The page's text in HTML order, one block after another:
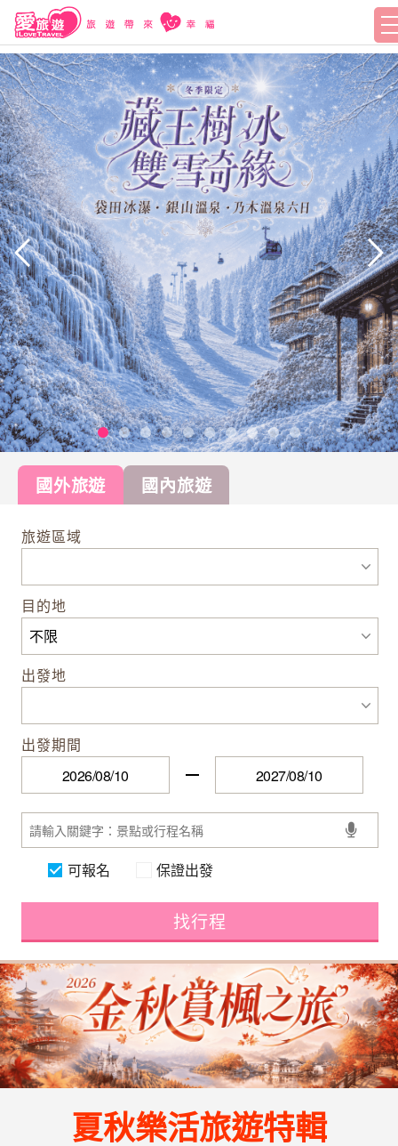
國外旅遊 國內旅遊
旅遊區域
目的地
出發地
出發期間
可報名 保證出發
找行程
夏秋樂活旅遊特輯